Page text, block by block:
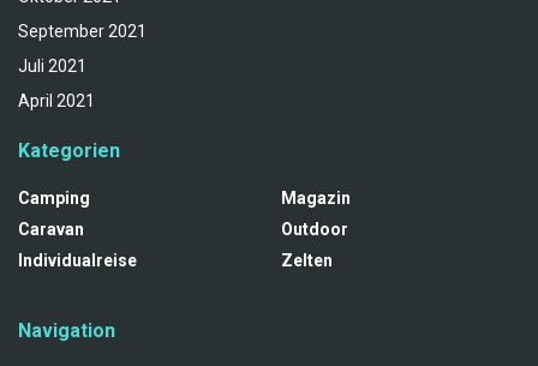
September 2021
Juli 2021
April 2021
Kategorien
Camping
Caravan
Individualreise
Magazin
Outdoor
Zelten
Navigation